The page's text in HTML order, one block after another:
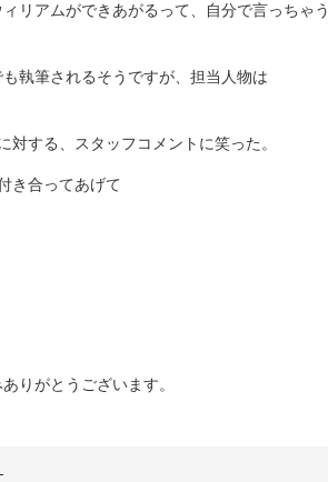
リアムができあがるって、自分で言っちゃう
執筆されるそうですが、担当人物は
する、スタッフコメントに笑った。
き合ってあげて
りがとうございます。